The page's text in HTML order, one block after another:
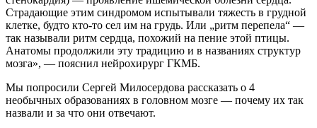
Страдающие этим синдромом испытывали тяжесть в грудной
клетке, будто кто-то сел им на грудь. Или „ритм перепела“ —
так называли ритм сердца, похожий на пение этой птицы.
Анатомы продолжили эту традицию и в названиях структур
мозга», — пояснил нейрохирург ГКМБ.
Мы попросили Сергей Милосердова рассказать о 4
необычных образованиях в головном мозге — почему их так
назвали и за что они отвечают.